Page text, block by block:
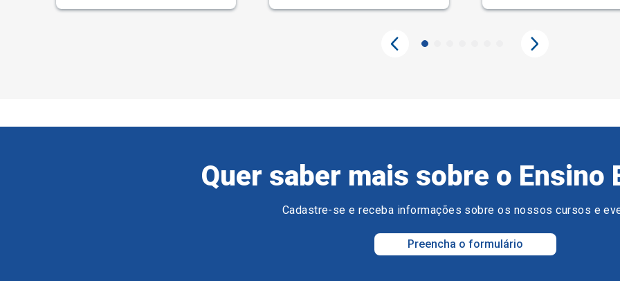
Quer saber mais sobre o Ensino
Cadastre-se e receba informações sobre os nossos cursos e
Preencha o formulário